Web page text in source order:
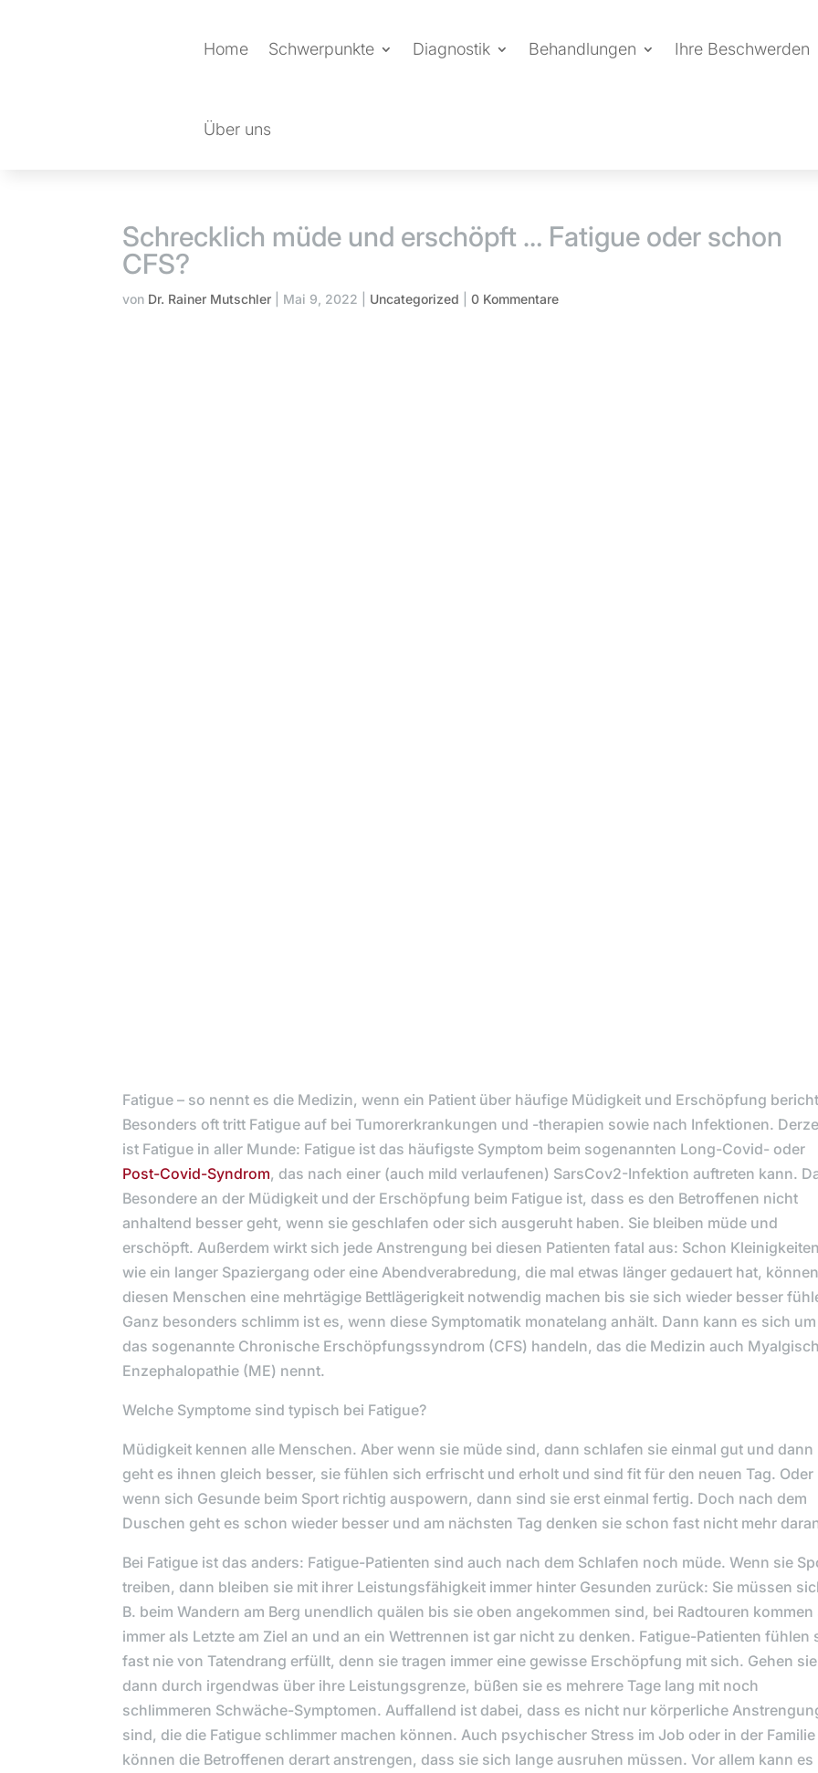
Home Schwerpunkte Diagnostik Behandlungen Ihre Beschwerden
Über uns
Schrecklich müde und erschöpft … Fatigue oder schon
CFS?
von Dr. Rainer Mutschler Mai 9, 2022 Uncategorized |0 Kommentare
Fatigue – so nennt es die Medizin, wenn ein Patient über häufige Müdigkeit und Erschöpfung
Besonders oft tritt Fatigue auf bei Tumorerkrankungen und -therapien sowie nach Infektionen.
ist Fatigue in aller Munde: Fatigue ist das häufigste Symptom beim sogenannten Long-Covid- oder
Post-Covid-Syndrom, das nach einer (auch mild verlaufenen) SarsCov2-Infektion auftreten kann.
Besondere an der Müdigkeit und der Erschöpfung beim Fatigue ist, dass es den Betroffenen nicht
anhaltend besser geht, wenn sie geschlafen oder sich ausgeruht haben. Sie bleiben müde und
erschöpft. Außerdem wirkt sich jede Anstrengung bei diesen Patienten fatal aus: Schon
wie ein langer Spaziergang oder eine Abendverabredung, die mal etwas länger gedauert hat,
diesen Menschen eine mehrtägige Bettlägerigkeit notwendig machen bis sie sich wieder besser
Ganz besonders schlimm ist es, wenn diese Symptomatik monatelang anhält. Dann kann es sich um
das sogenannte Chronische Erschöpfungssyndrom (CFS) handeln, das die Medizin auch
Enzephalopathie (ME) nennt.
Welche Symptome sind typisch bei Fatigue?
Müdigkeit kennen alle Menschen. Aber wenn sie müde sind, dann schlafen sie einmal gut und dann
geht es ihnen gleich besser, sie fühlen sich erfrischt und erholt und sind fit für den neuen Tag. Oder
wenn sich Gesunde beim Sport richtig auspowern, dann sind sie erst einmal fertig. Doch nach dem
Duschen geht es schon wieder besser und am nächsten Tag denken sie schon fast nicht mehr
Bei Fatigue ist das anders: Fatigue-Patienten sind auch nach dem Schlafen noch müde. Wenn sie
treiben, dann bleiben sie mit ihrer Leistungsfähigkeit immer hinter Gesunden zurück: Sie müssen
B. beim Wandern am Berg unendlich quälen bis sie oben angekommen sind, bei Radtouren kommen
immer als Letzte am Ziel an und an ein Wettrennen ist gar nicht zu denken. Fatigue-Patienten fühlen
fast nie von Tatendrang erfüllt, denn sie tragen immer eine gewisse Erschöpfung mit sich. Gehen sie
dann durch irgendwas über ihre Leistungsgrenze, büßen sie es mehrere Tage lang mit noch
schlimmeren Schwäche-Symptomen. Auffallend ist dabei, dass es nicht nur körperliche
sind, die die Fatigue schlimmer machen können. Auch psychischer Stress im Job oder in der Familie
können die Betroffenen derart anstrengen, dass sie sich lange ausruhen müssen. Vor allem kann es